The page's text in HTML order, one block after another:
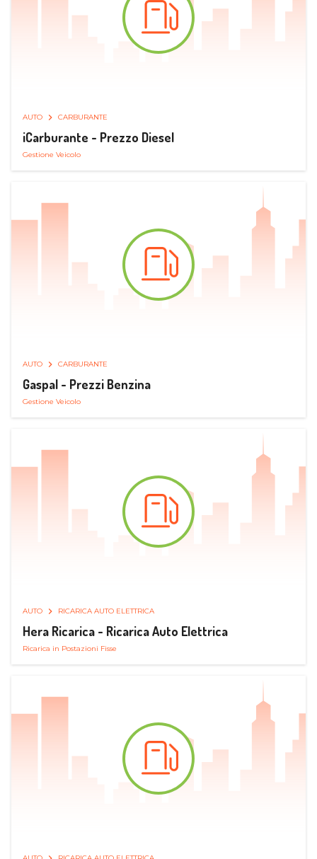
AUTO CARBURANTE
iCarburante - Prezzo Diesel
Gestione Veicolo
AUTO CARBURANTE
Gaspal - Prezzi Benzina
Gestione Veicolo
AUTO RICARICA AUTO ELETTRICA
Hera Ricarica - Ricarica Auto Elettrica
Ricarica in Postazioni Fisse